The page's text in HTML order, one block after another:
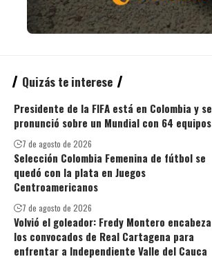
Quizás te interese
Presidente de la FIFA está en Colombia y se
pronunció sobre un Mundial con 64 equipos
7 de agosto de 2026
Selección Colombia Femenina de fútbol se
quedó con la plata en Juegos
Centroamericanos
7 de agosto de 2026
Volvió el goleador: Fredy Montero encabeza
los convocados de Real Cartagena para
enfrentar a Independiente Valle del Cauca